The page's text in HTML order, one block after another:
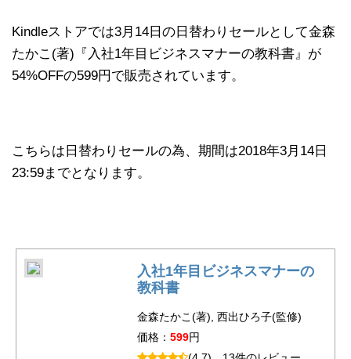
Kindleストアでは3月14日の日替わりセールとして金森
たかこ(著)『入社1年目ビジネスマナーの教科書』が
54%OFFの599円で販売されています。
こちらは日替わりセールの為、期間は2018年3月14日
23:59までとなります。
入社1年目ビジネスマナーの
教科書
金森たかこ(著), 西出ひろ子(監修)
価格： 599円